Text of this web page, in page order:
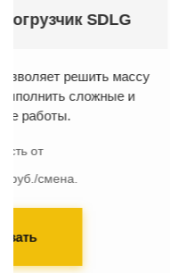
Аренда
проблем и